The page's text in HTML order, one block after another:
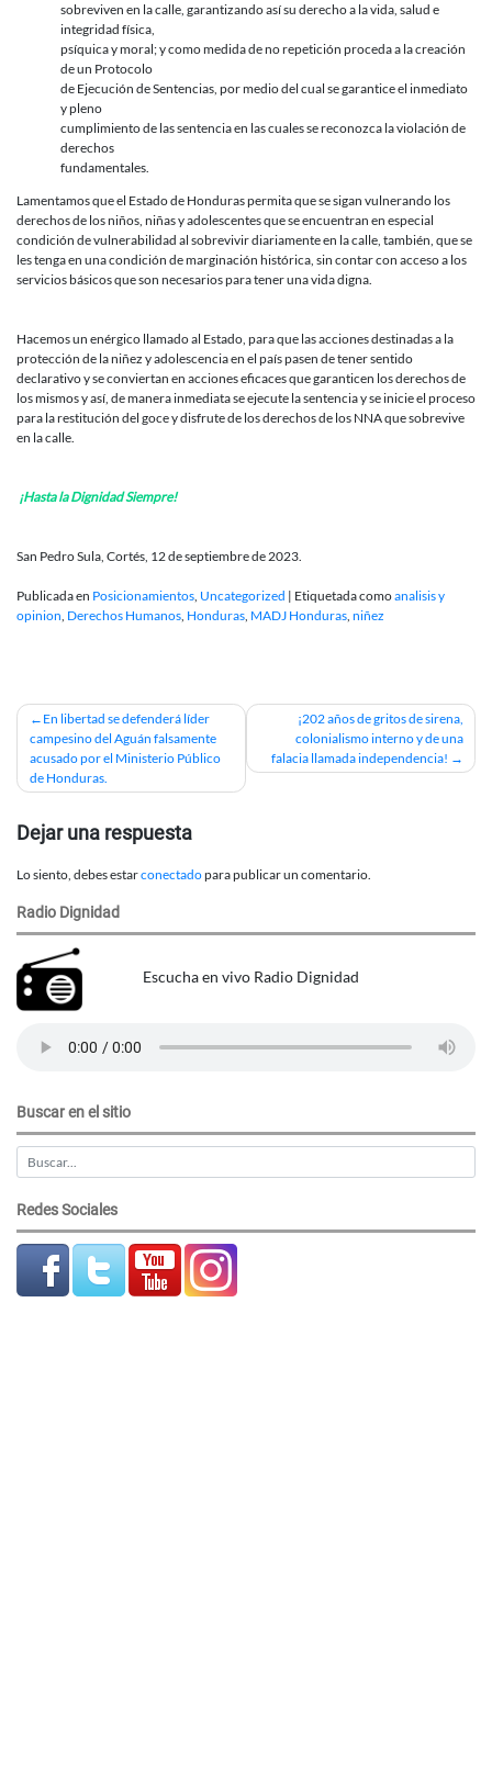
sobreviven en la calle, garantizando así su derecho a la vida, salud e
integridad física,
psíquica y moral; y como medida de no repetición proceda a la creación
de un Protocolo
de Ejecución de Sentencias, por medio del cual se garantice el inmediato
y pleno
cumplimiento de las sentencia en las cuales se reconozca la violación de
derechos
fundamentales.
Lamentamos que el Estado de Honduras permita que se sigan vulnerando los
derechos de los niños, niñas y adolescentes que se encuentran en especial
condición de vulnerabilidad al sobrevivir diariamente en la calle, también, que se
les tenga en una condición de marginación histórica, sin contar con acceso a los
servicios básicos que son necesarios para tener una vida digna.
Hacemos un enérgico llamado al Estado, para que las acciones destinadas a la
protección de la niñez y adolescencia en el país pasen de tener sentido
declarativo y se conviertan en acciones eficaces que garanticen los derechos de
los mismos y así, de manera inmediata se ejecute la sentencia y se inicie el proceso
para la restitución del goce y disfrute de los derechos de los NNA que sobrevive
en la calle.
¡Hasta la Dignidad Siempre!
San Pedro Sula, Cortés, 12 de septiembre de 2023.
Publicada en Posicionamientos, Uncategorized | Etiquetada comoanalisis y
opinion, Derechos Humanos, Honduras, MADJ Honduras, niñez
Navegación
de
entradas
En libertad se defenderá líder
campesino del Aguán falsamente
acusado por el Ministerio Público
de Honduras.
¡202 años de gritos de sirena,
colonialismo interno y de una
falacia llamada independencia!
Dejar una respuesta
Lo siento, debes estarconectadopara publicar un comentario.
Radio Dignidad
Escucha en vivo Radio Dignidad
Buscar en el sitio
Redes Sociales